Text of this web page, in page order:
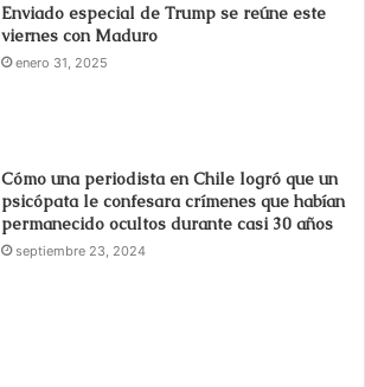
Enviado especial de Trump se reúne este
viernes con Maduro
enero 31, 2025
Cómo una periodista en Chile logró que un
psicópata le confesara crímenes que habían
permanecido ocultos durante casi 30 años
septiembre 23, 2024